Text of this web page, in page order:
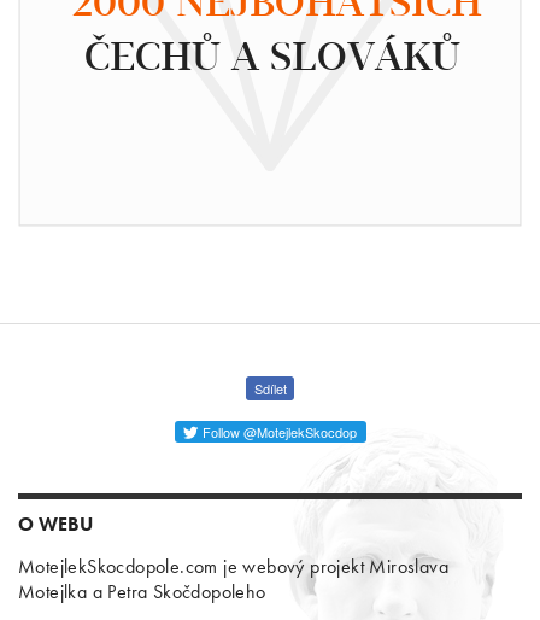
ČECHŮ A SLOVÁKŮ
Sdílet
Follow @MotejlekSkocdop
O WEBU
MotejlekSkocdopole.com je webový projekt Miroslava
Motejlka a Petra Skočdopoleho